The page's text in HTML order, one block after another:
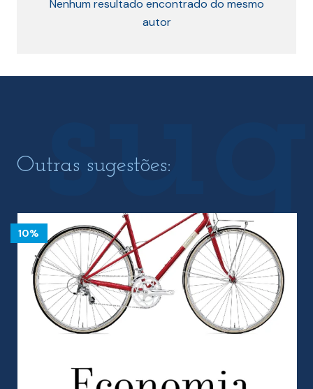
Nenhum resultado encontrado do mesmo
autor
Outras sugestões:
10%